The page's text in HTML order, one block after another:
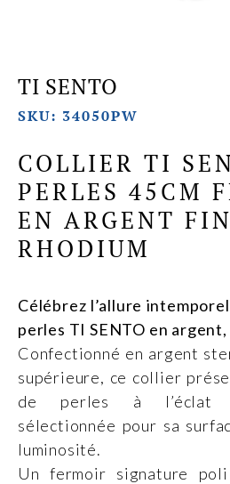
TI SENTO
SKU: 34050PW
COLLIER TI
PERLES 45CM
EN ARGENT
RHODIUM
Célébrez l’allure
perles TI SENTO en
Confectionné en argent
supérieure, ce collier
de perles à l’éclat
sélectionnée pour sa
luminosité.
Un fermoir signature